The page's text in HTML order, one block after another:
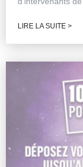
LIRE LA SUITE >